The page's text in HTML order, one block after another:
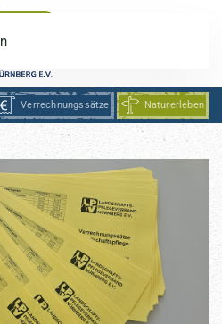
Verrechnungssätze Naturerleben